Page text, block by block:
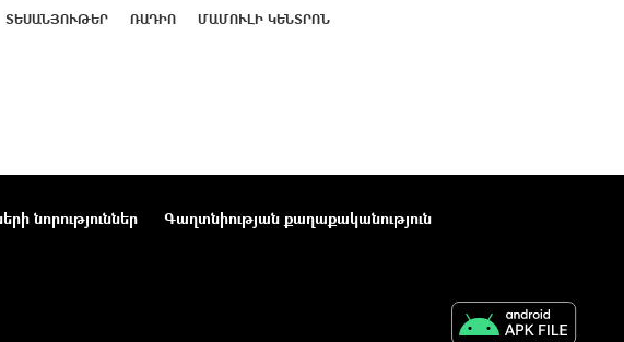
ՏԵՍԱՆՅՈՒԹԵՐ ՌԱԴԻՈ ՄԱՄՈՒԼԻ ԿԵՆՏՐՈՆ
նորություններ
Գաղտնիության քաղաքականություն